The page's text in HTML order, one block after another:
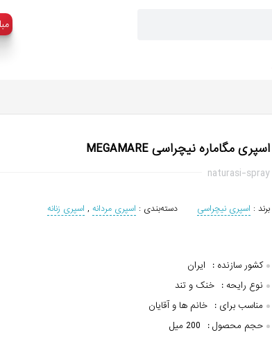
اسپری مگاماره نیچراسی MEGAMARE
naturasi-spray
برند : اسپری نیچراسی دسته‌بندی : اسپری مردانه , اسپری زنانه
کشور سازنده :
ایران
نوع رایحه : خنک و تند
مناسب برای : خانم ها و آقایان
حجم محصول :
200 میل